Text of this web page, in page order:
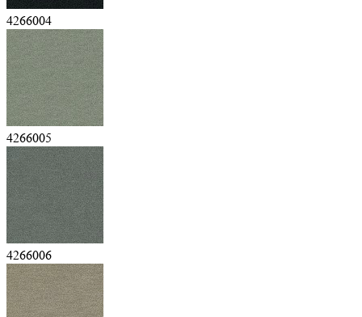
4266004
4266005
4266006